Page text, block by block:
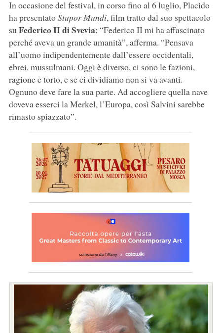
In occasione del festival, in corso fino al 6 luglio, Placido
ha presentatoStupor Mundi, film tratto dal suo spettacolo
suFederico II di Svevia: “Federico II mi ha affascinato
perché aveva un grande umanità”, afferma. “Pensava
all’uomo indipendentemente dall’essere occidentali,
ebrei, mussulmani. Oggi è diverso, ci sono le fazioni,
ragione e torto, e se ci dividiamo non si va avanti.
Ognuno deve fare la sua parte. Ad accogliere quella nave
doveva esserci la Merkel, l’Europa, così Salvini sarebbe
rimasto spiazzato”.